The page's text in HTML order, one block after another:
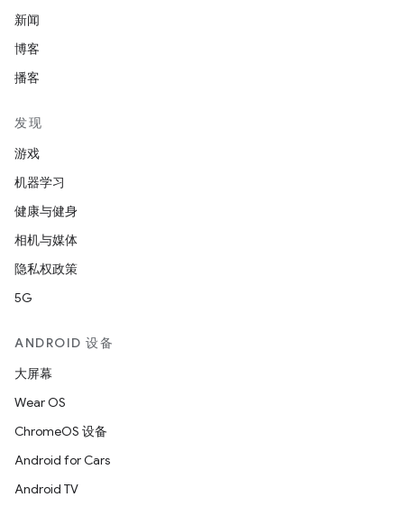
新闻
博客
播客
发现
游戏
机器学习
健康与健身
相机与媒体
隐私权政策
5G
ANDROID 设备
大屏幕
Wear OS
ChromeOS 设备
Android for Cars
Android TV